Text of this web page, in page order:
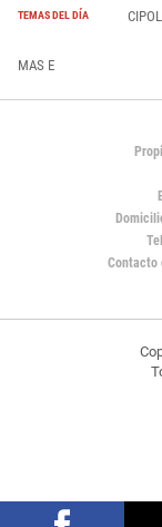
TEMAS DEL DÍA
MAS E
Contacto